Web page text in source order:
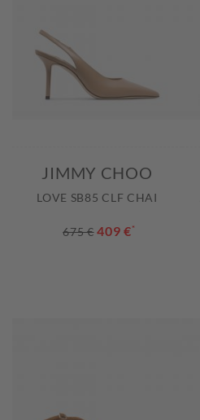
JIMMY CHOO
LOVE SB85 CLF CHAI
675 € 409 €*